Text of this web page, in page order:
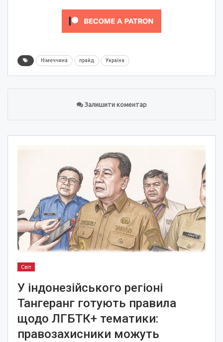
Німеччина прайд Україна
Залишити коментар
Світ
У індонезійського регіоні
Тангеранг готують правила
щодо ЛГБТК+ тематики:
правозахисники можуть